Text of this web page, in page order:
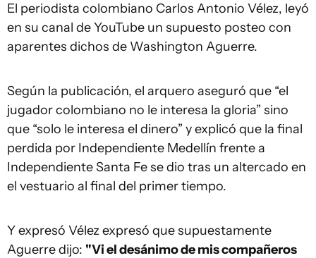
El periodista colombiano Carlos Antonio Vélez, leyó
en su canal de YouTube un supuesto posteo con
aparentes dichos de Washington Aguerre.
Según la publicación, el arquero aseguró que “el
jugador colombiano no le interesa la gloria” sino
que “solo le interesa el dinero” y explicó que la final
perdida por Independiente Medellín frente a
Independiente Santa Fe se dio tras un altercado en
el vestuario al final del primer tiempo.
Y expresó Vélez expresó que supuestamente
Aguerre dijo: "Vi el desánimo de mis compañeros